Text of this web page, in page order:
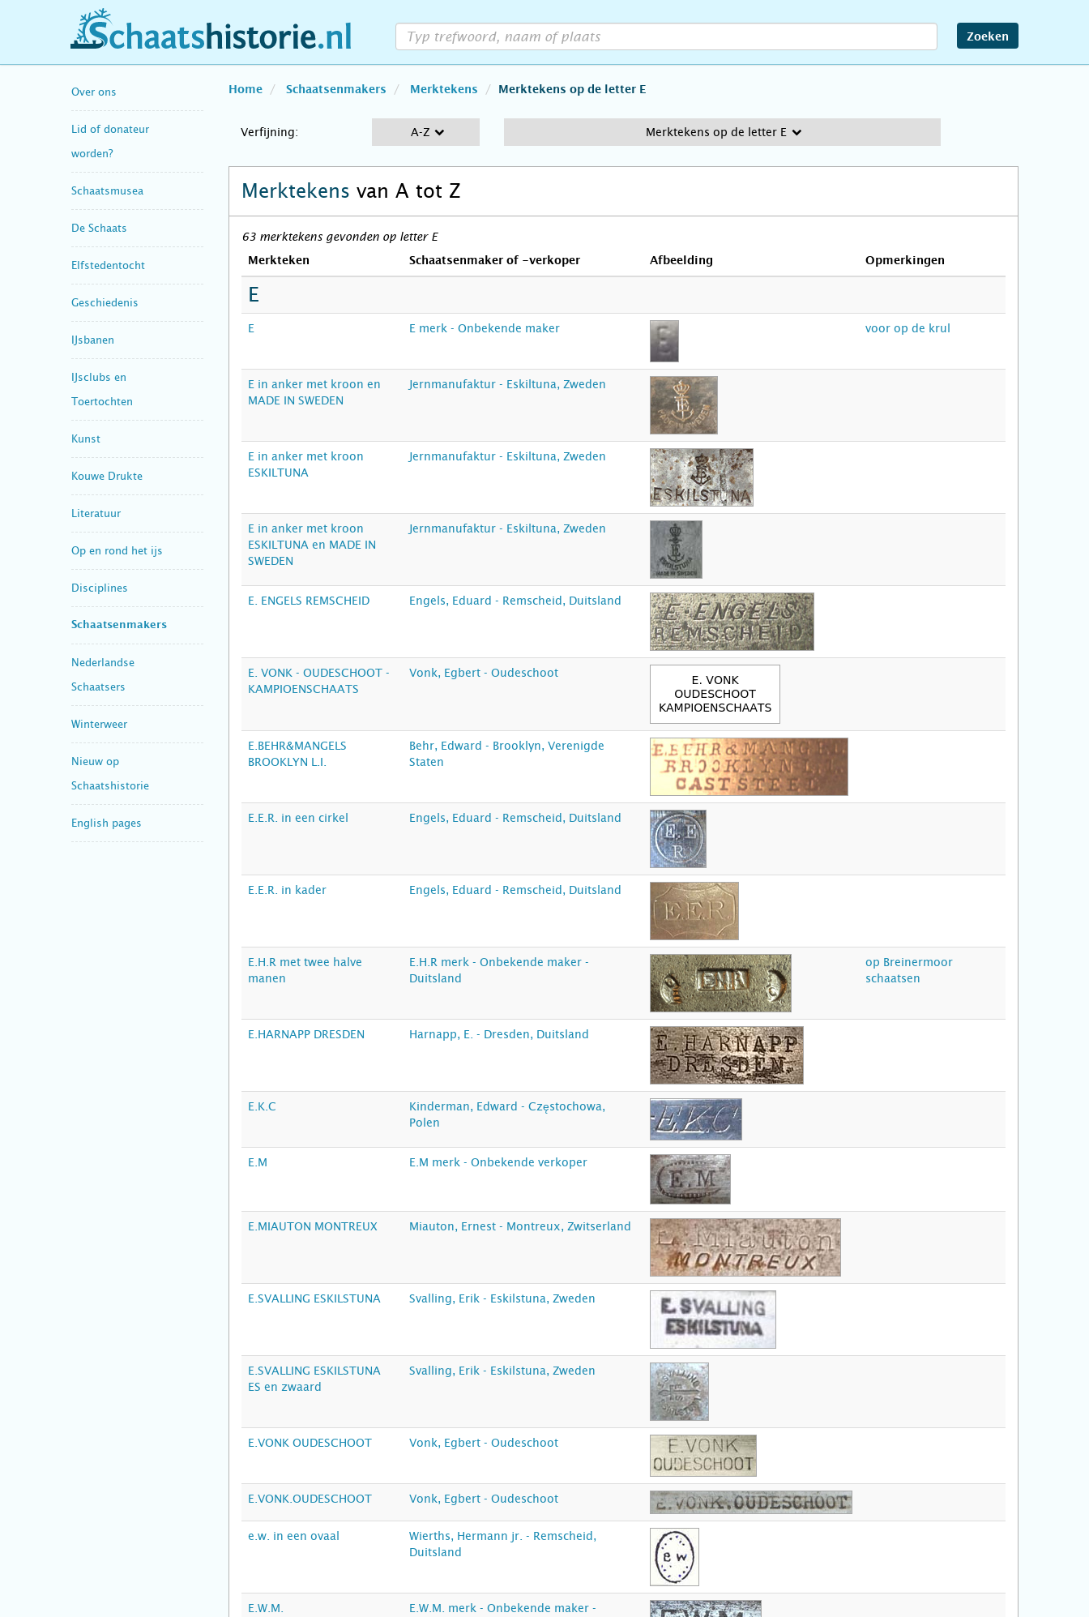
schaatshistorie.nl Zoeken
Over ons
Lid of donateur
worden?
Schaatsmusea
De Schaats
Elfstedentocht
Geschiedenis
IJsbanen
IJsclubs en
Toertochten
Kunst
Kouwe Drukte
Literatuur
Op en rond het ijs
Disciplines
Schaatsenmakers
Nederlandse
Schaatsers
Winterweer
Nieuw op
Schaatshistorie
English pages
Home Schaatsenmakers Merktekens Merktekens op de letter E
Verfijning: A-Z Merktekens op de letter E
Merktekens van A tot Z
63 merktekens gevonden op letter E
Merkteken Schaatsenmaker of -verkoper Afbeelding Opmerkingen
E
E E merk - Onbekende maker voor op de krul
E in anker met kroon en
MADE IN SWEDEN
Jernmanufaktur - Eskiltuna, Zweden
E in anker met kroon
ESKILTUNA
Jernmanufaktur - Eskiltuna, Zweden
E in anker met kroon
ESKILTUNA en MADE IN
SWEDEN
Jernmanufaktur - Eskiltuna, Zweden
E. ENGELS REMSCHEID Engels, Eduard - Remscheid, Duitsland
E. VONK - OUDESCHOOT -
KAMPIOENSCHAATS
Vonk, Egbert - Oudeschoot
E.BEHR&MANGELS
BROOKLYN L.I.
Behr, Edward - Brooklyn, Verenigde
Staten
E.E.R. in een cirkel Engels, Eduard - Remscheid, Duitsland
E.E.R. in kader Engels, Eduard - Remscheid, Duitsland
E.H.R met twee halve
manen
E.H.R merk - Onbekende maker -
Duitsland
op Breinermoor
schaatsen
E.HARNAPP DRESDEN Harnapp, E. - Dresden, Duitsland
E.K.C
Kinderman, Edward - Częstochowa,
Polen
E.M E.M merk - Onbekende verkoper
E.MIAUTON MONTREUX Miauton, Ernest - Montreux, Zwitserland
E.SVALLING ESKILSTUNA Svalling, Erik - Eskilstuna, Zweden
E.SVALLING ESKILSTUNA
ES en zwaard
Svalling, Erik - Eskilstuna, Zweden
E.VONK OUDESCHOOT Vonk, Egbert - Oudeschoot
E.VONK.OUDESCHOOT Vonk, Egbert - Oudeschoot
e.w. in een ovaal
Wierths, Hermann jr. - Remscheid,
Duitsland
E.W.M.
E.W.M. merk - Onbekende maker -